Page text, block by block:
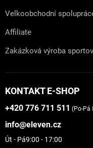
Velkoobchodní
Affiliate
Zakázková výroba
KONTAKT E-SHOP
+420 776 711 511 (Po-Pá
info@eleven.cz
Út - Pá9:00 - 17:00